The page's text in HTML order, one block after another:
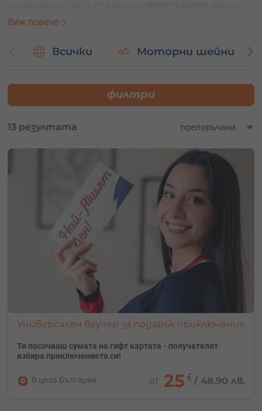
изпиташ свободата с
те кани да превърнеш мечтите си в реалност.
Не пропускай шанса да подариш на себе си или на
помниш завинаги.
Виж повече
Всички Моторни шейни
филтри
13 резултата
Универсален ваучер за подарък приключение
Ти посочваш сумата на гифт картата - получателят
избира приключението си!
В цяла България от 25 € / 48.90 лв.